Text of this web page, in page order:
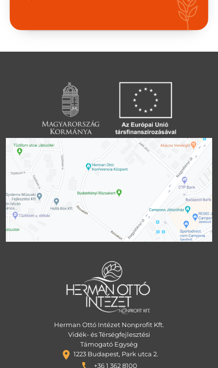
Herman Ottó Intézet Nonprofit Kft.
Vidék- és Térségfejlesztési
Támogató Egység
1223 Budapest, Park utca 2.
+36 1 362 8100